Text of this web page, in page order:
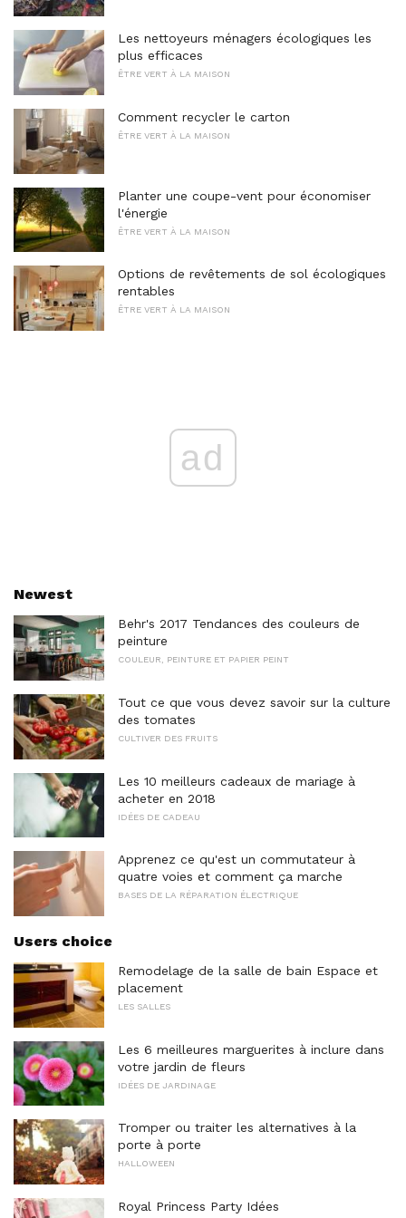
Les nettoyeurs ménagers écologiques les
plus efficaces
ÊTRE VERT À LA MAISON
Comment recycler le carton
ÊTRE VERT À LA MAISON
Planter une coupe-vent pour économiser
l'énergie
ÊTRE VERT À LA MAISON
Options de revêtements de sol écologiques
rentables
ÊTRE VERT À LA MAISON
ad
Newest
Behr's 2017 Tendances des couleurs de
peinture
COULEUR, PEINTURE ET PAPIER PEINT
Tout ce que vous devez savoir sur la culture
des tomates
CULTIVER DES FRUITS
Les 10 meilleurs cadeaux de mariage à
acheter en 2018
IDÉES DE CADEAU
Apprenez ce qu'est un commutateur à
quatre voies et comment ça marche
BASES DE LA RÉPARATION ÉLECTRIQUE
Users choice
Remodelage de la salle de bain Espace et
placement
LES SALLES
Les 6 meilleures marguerites à inclure dans
votre jardin de fleurs
IDÉES DE JARDINAGE
Tromper ou traiter les alternatives à la
porte à porte
HALLOWEEN
Royal Princess Party Idées